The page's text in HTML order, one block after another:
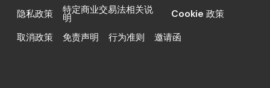
隐私政策 特定商业交易法相关说
明
Cookie 政策
取消政策
免责声明 行为准则 邀请函